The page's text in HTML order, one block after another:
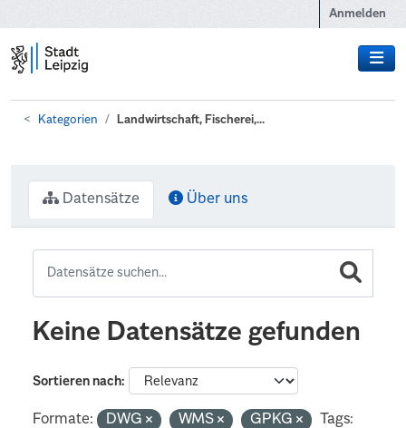
Anmelden
Kategorien Landwirtschaft, Fischerei,...
Datensätze Über uns
Keine Datensätze gefunden
Sortieren nach
Formate: DWG WMS GPKG
Tags: